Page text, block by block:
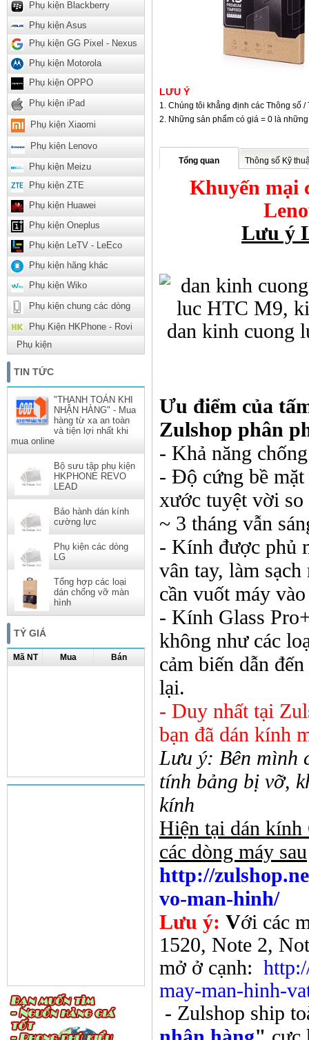
Phụ kiện Blackberry
Phụ kiện Asus
Phụ kiện GG Pixel - Nexus
Phụ kiện Motorola
Phụ kiện OPPO
Phụ kiện iPad
Phụ kiện Xiaomi
Phụ kiện Lenovo
Phụ kiện Meizu
Phụ kiện ZTE
Phụ kiện Huawei
Phụ kiện Oneplus
Phụ kiện LeTV - LeEco
Phụ kiện hãng khác
Phụ kiện Wiko
Phụ kiện chung các dòng
Phụ Kiện HKPhone - Rovi
Phụ kiện
TIN TỨC
"THANH TOÁN KHI
NHẬN HÀNG" - Mua
hàng từ xa an toàn
và tiện lợi nhất khi
mua online
Bộ sưu tập phụ kiện
HKPHONE REVO
LEAD
Bảo hành dán kính
cường lực
Phụ kiện các dòng
LG
Tổng hợp các loại
dán chống vỡ màn
hình
TỶ GIÁ
Mã NT Mua Bán
LƯU Ý
Chúng tôi khẳng định các Thông số
Những sản phẩm có giá = 0 là
Tổng quan Thông số Kỹ
Khuyến mại
Lưu ý
Ưu điểm của
Zulshop phân
- Khả năng
- Độ cứng bề
xước tuyệt vời so
~ 3 tháng vẫn
- Kính được phủ
vân tay, làm
cần vuốt máy
- Kính Glass
không như các
cảm biến dẫn
lại.
- Duy nhất tại
bạn đã dán kính
Lưu ý: Bên mình
tính bảng bị vỡ,
kính
Hiện tại dán kính
các dòng máy sau
http://
vo-man-hinh/
Lưu ý: Với các
1520, Note 2,
mở ở cạnh:
may-man-hinh-
- Zulshop ship